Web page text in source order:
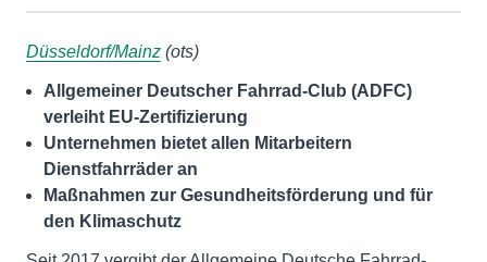
Düsseldorf/Mainz (ots)
Allgemeiner Deutscher Fahrrad-Club (ADFC)
verleiht EU-Zertifizierung
Unternehmen bietet allen Mitarbeitern
Dienstfahrräder an
Maßnahmen zur Gesundheitsförderung und für
den Klimaschutz